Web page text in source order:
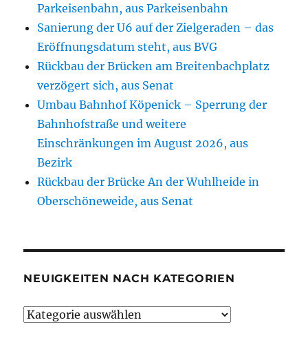
Parkeisenbahn, aus Parkeisenbahn
Sanierung der U6 auf der Zielgeraden – das
Eröffnungsdatum steht, aus BVG
Rückbau der Brücken am Breitenbachplatz
verzögert sich, aus Senat
Umbau Bahnhof Köpenick – Sperrung der
Bahnhofstraße und weitere
Einschränkungen im August 2026, aus
Bezirk
Rückbau der Brücke An der Wuhlheide in
Oberschöneweide, aus Senat
NEUIGKEITEN NACH KATEGORIEN
Neuigkeiten